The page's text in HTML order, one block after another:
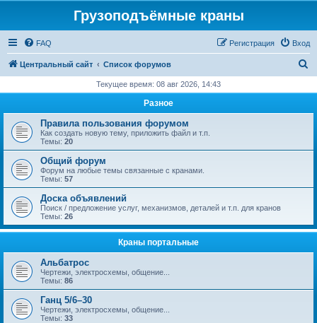
Грузоподъёмные краны
FAQ Вход
Регистрация
Центральный сайт Список форумов
с
Текущее время: 08 авг 2026, 14:43
Разное
Правила пользования форумом
Как создать новую тему, приложить файл и т.п.
Темы: 20
Общий форум
Форум на любые темы связанные с кранами.
Темы: 57
Доска объявлений
Поиск / предложение услуг, механизмов, деталей и т.п. для кранов
Темы: 26
Краны портальные
Альбатрос
Чертежи, электросхемы, общение...
Темы: 86
Ганц 5/6–30
Чертежи, электросхемы, общение...
Темы: 33